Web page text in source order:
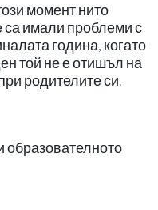
момент нито
са имали проблеми с
година, когато
той не е отишъл на
родителите си.
образователното